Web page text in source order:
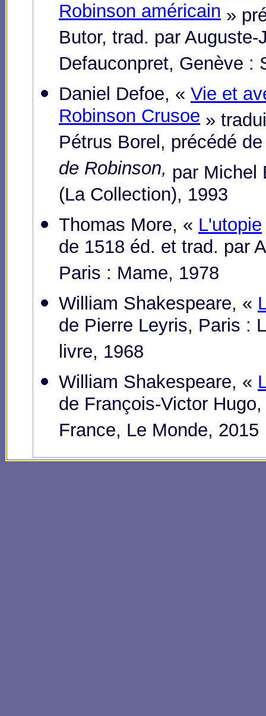
Robinson américain »
Butor, trad. par
Defauconpret, Genève :
Daniel Defoe, « Vie et
Robinson Crusoe »
Pétrus Borel, précédé
de Robinson, par Michel
(La Collection), 1993
Thomas More, « L'utopie
de 1518 éd. et trad. par
Paris : Mame, 1978
William Shakespeare, «
de Pierre Leyris, Paris :
livre, 1968
William Shakespeare, «
de François-Victor
France, Le Monde, 2015